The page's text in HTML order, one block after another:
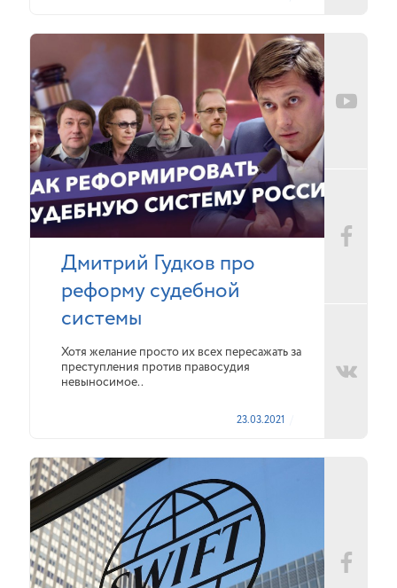
Дмитрий Гудков про
реформу судебной
системы
Хотя желание просто их всех пересажать за
преступления против правосудия
невыносимое..
23.03.2021